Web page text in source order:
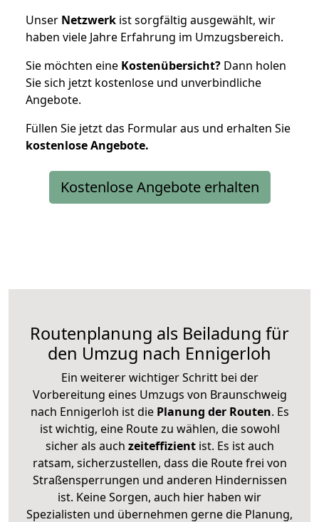
Unser Netzwerk ist sorgfältig ausgewählt, wir
haben viele Jahre Erfahrung im Umzugsbereich.
Sie möchten eine Kostenübersicht? Dann holen
Sie sich jetzt kostenlose und unverbindliche
Angebote.
Füllen Sie jetzt das Formular aus und erhalten Sie
kostenloseAngebote.
Kostenlose Angebote erhalten
Routenplanung als Beiladung für
den Umzug nach Ennigerloh
Ein weiterer wichtiger Schritt bei der
Vorbereitung eines Umzugs von Braunschweig
nach Ennigerloh ist diePlanung der Routen. Es
ist wichtig, eine Route zu wählen, die sowohl
sicher als auch zeiteffizientist. Es ist auch
ratsam, sicherzustellen, dass die Route frei von
Straßensperrungen und anderen Hindernissen
ist. Keine Sorgen, auch hier haben wir
Spezialisten und übernehmen gerne die Planung,